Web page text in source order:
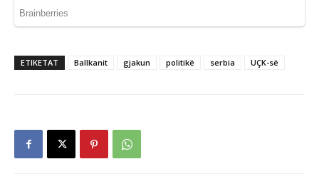
ETIKETAT Ballkanit gjakun politikë serbia UÇK-së